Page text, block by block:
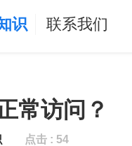
识 联系我们
常访问？
点击 : 54